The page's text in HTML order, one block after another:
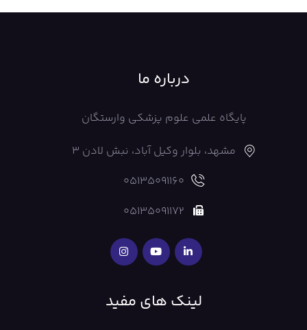
درباره ما
پایگاه علمی علوم پزشکی وارستگان
مشهد، بلوار وکیل آباد، نبش لادن 3
05135091160
05135091172
لینک های مفید